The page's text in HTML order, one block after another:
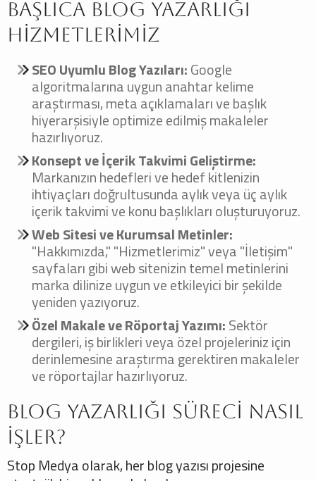
Başlıca Blog Yazarlığı
Hizmetlerimiz
SEO Uyumlu Blog Yazıları:Google
algoritmalarına uygun anahtar kelime
araştırması, meta açıklamaları ve başlık
hiyerarşisiyle optimize edilmiş makaleler
hazırlıyoruz.
Konsept ve İçerik Takvimi Geliştirme:
Markanızın hedefleri ve hedef kitlenizin
ihtiyaçları doğrultusunda aylık veya üç aylık
içerik takvimi ve konu başlıkları oluşturuyoruz.
Web Sitesi ve Kurumsal Metinler:
"Hakkımızda," "Hizmetlerimiz" veya "İletişim"
sayfaları gibi web sitenizin temel metinlerini
marka dilinize uygun ve etkileyici bir şekilde
yeniden yazıyoruz.
Özel Makale ve Röportaj Yazımı:Sektör
dergileri, iş birlikleri veya özel projeleriniz için
derinlemesine araştırma gerektiren makaleler
ve röportajlar hazırlıyoruz.
Blog Yazarlığı Süreci Nasıl
İşler?
Stop Medya olarak, her blog yazısı projesine